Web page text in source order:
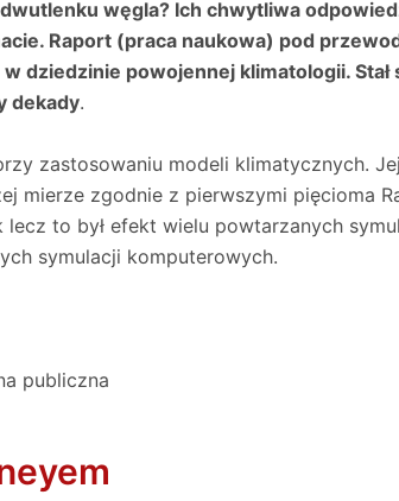
węgla? Ich chwytliwa
Raport (praca naukowa) pod
dziedzinie powojennej klimatologii. Stał
dekady.
zastosowaniu modeli klimatycznych.
mierze zgodnie z pierwszymi pięcioma
lecz to był efekt wielu powtarzanych
symulacji komputerowych.
publiczna